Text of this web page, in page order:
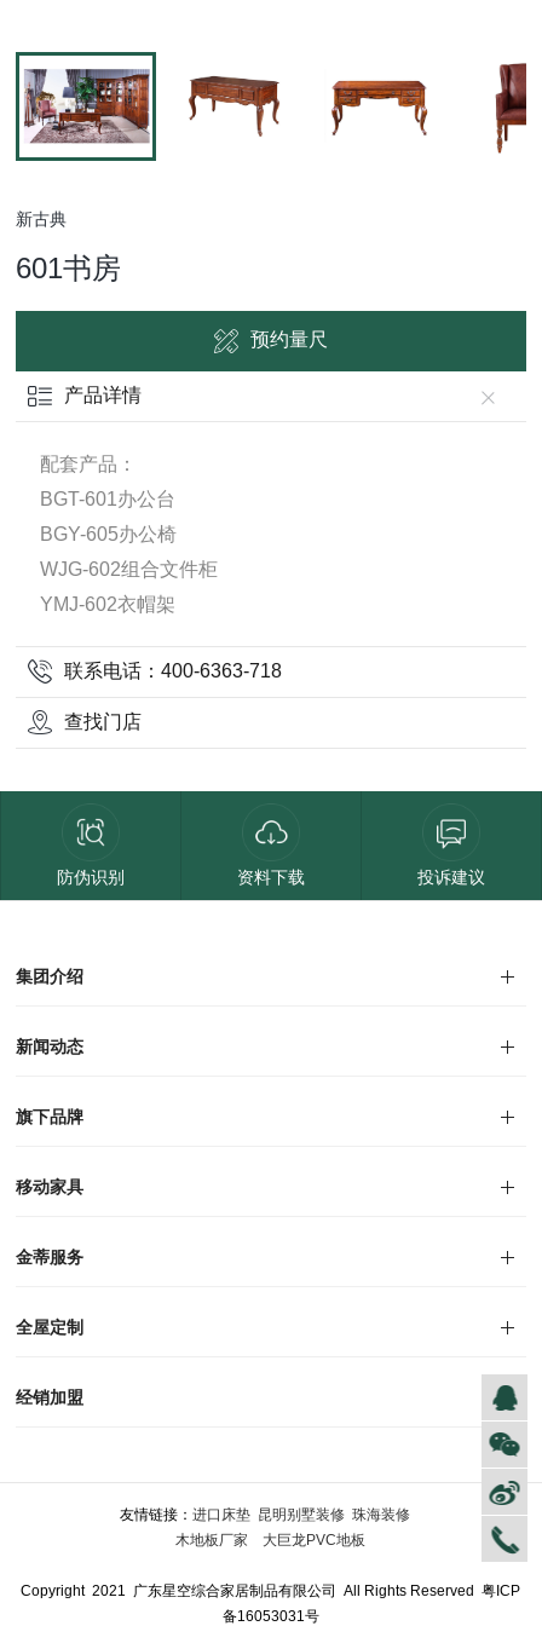
新古典
601书房
预约量尺
产品详情
配套产品：
BGT-601办公台
BGY-605办公椅
WJG-602组合文件柜
YMJ-602衣帽架
联系电话：400-6363-718
查找门店
防伪识别 资料下载 投诉建议
集团介绍
集团介绍
企业文化
人才招聘
商学院
VR全景展厅
董事长介绍
新闻动态
对外公告
家居资讯
旗下品牌
品牌文化
荣誉资质
产品专利
电子画册
移动家具
迪尚
西瑞
洛斯
里奥
洛卡
美舍
新古典
纯美
金蒂服务
售后服务
防伪识别
投诉建议
全屋定制
风格定制
空间定制
户型案例
材质展示
预约量尺
经销加盟
友情链接：进口床垫 昆明别墅装修 珠海装修
木地板厂家
大巨龙PVC地板
Copyright 2021 广东星空综合家居制品有限公司 All Rights Reserved粤ICP
备16053031号